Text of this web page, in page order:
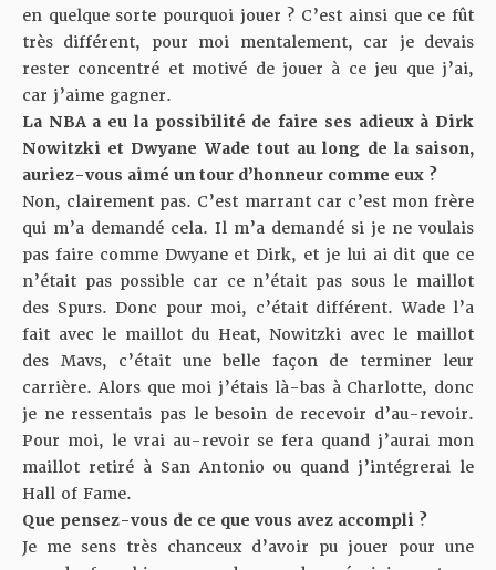
en quelque sorte pourquoi jouer ? C’est ainsi que ce fût
très différent, pour moi mentalement, car je devais
rester concentré et motivé de jouer à ce jeu que j’ai,
car j’aime gagner.
La NBA a eu la possibilité de faire ses adieux à Dirk
Nowitzki et Dwyane Wade tout au long de la saison,
auriez-vous aimé un tour d’honneur comme eux ?
Non, clairement pas. C’est marrant car c’est mon frère
qui m’a demandé cela. Il m’a demandé si je ne voulais
pas faire comme Dwyane et Dirk, et je lui ai dit que ce
n’était pas possible car ce n’était pas sous le maillot
des Spurs. Donc pour moi, c’était différent. Wade l’a
fait avec le maillot du Heat, Nowitzki avec le maillot
des Mavs, c’était une belle façon de terminer leur
carrière. Alors que moi j’étais là-bas à Charlotte, donc
je ne ressentais pas le besoin de recevoir d’au-revoir.
Pour moi, le vrai au-revoir se fera quand j’aurai mon
maillot retiré à San Antonio ou quand j’intégrerai le
Hall of Fame.
Que pensez-vous de ce que vous avez accompli ?
Je me sens très chanceux d’avoir pu jouer pour une